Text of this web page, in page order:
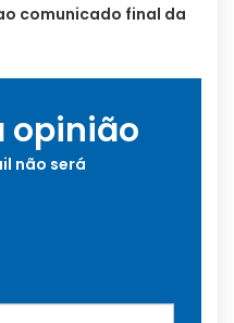
comunicado final da
opinião
não será